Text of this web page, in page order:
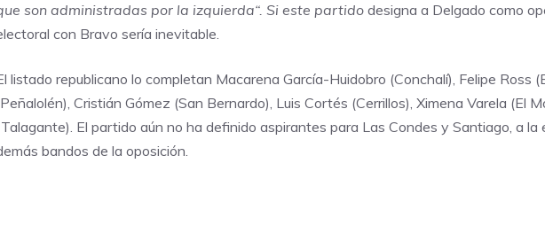
son administradas por la izquierda“. Si este partidodesigna a Delgado como
con Bravo sería inevitable.
listado republicano lo completan Macarena García-Huidobro (Conchalí), Felipe Ross
Cristián Gómez (San Bernardo), Luis Cortés (Cerrillos), Ximena Varela (El
El partido aún no ha definido aspirantes para Las Condes y Santiago, a la
bandos de la oposición.